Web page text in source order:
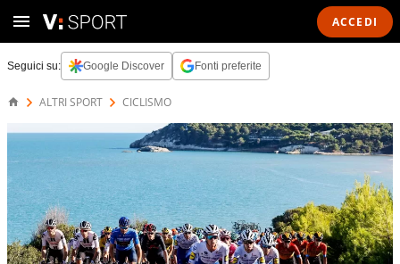
ACCEDI
Seguici su: Google Discover Fonti preferite
ALTRI SPORT CICLISMO